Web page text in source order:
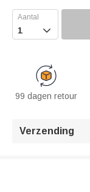

99 dagen retour
Verzending